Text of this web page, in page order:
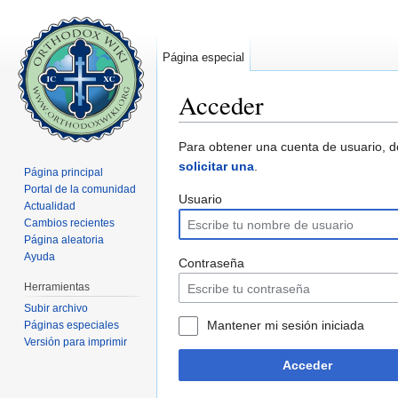
Acceder
Para obtener una cuenta de usuario,
solicitar una.
Usuario
Contraseña
Mantener mi sesión iniciada
Acceder
Página especial
Página principal
Portal de la comunidad
Actualidad
Cambios recientes
Página aleatoria
Ayuda
Herramientas
Subir archivo
Páginas especiales
Versión para imprimir